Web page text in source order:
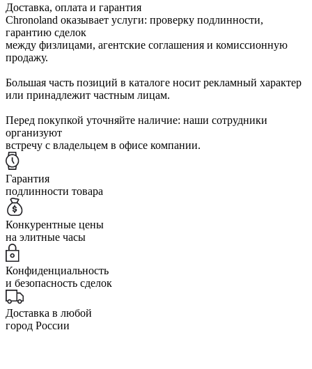
Доставка, оплата и гарантия
Chronoland оказывает услуги: проверку подлинности,
гарантию сделок
между физлицами, агентские соглашения и комиссионную
продажу.
Большая часть позиций в каталоге носит рекламный характер
или принадлежит частным лицам.
Перед покупкой уточняйте наличие: наши сотрудники
организуют
встречу с владельцем в офисе компании.
Гарантия
подлинности товара
Конкурентные цены
на элитные часы
Конфиденциальность
и безопасность сделок
Доставка в любой
город России